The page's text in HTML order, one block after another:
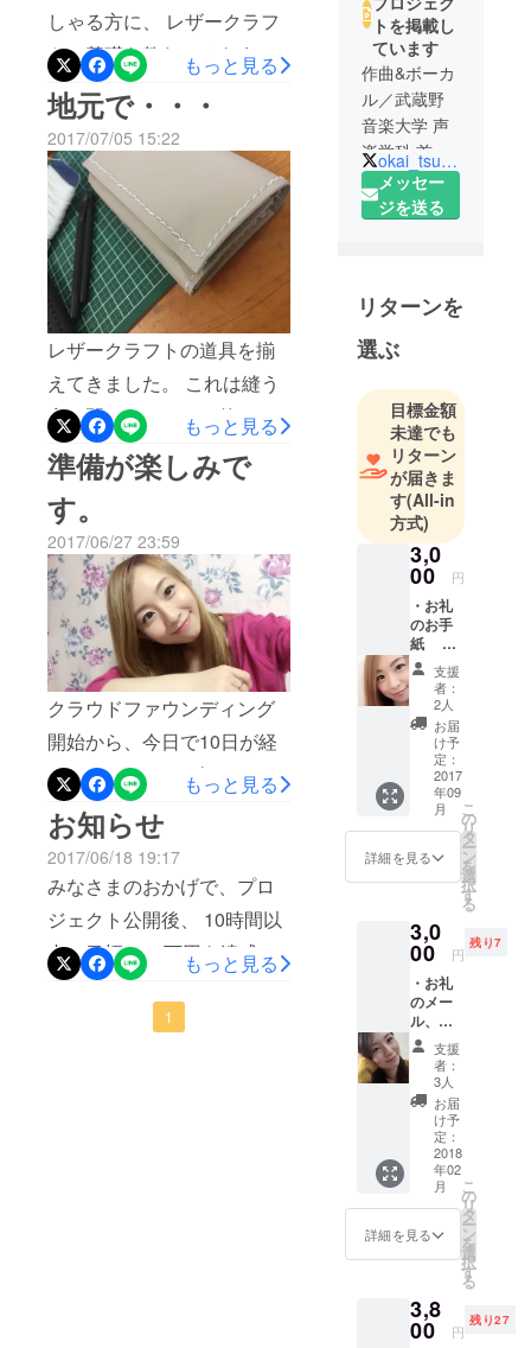
しゃる方に、 レザークラフ
トの基礎を教わってきまし
た。 写真横でごめんなさい
（ ; ; ） 膝で挟むと縫いやす
いのです(笑) 習って2日後、
自力で1つ、小物入れを作る
ことができました！ もう1
回レザークラフトを習いに
行った後、 新たな道具を購
入し、リターン作成に取り
掛かる予定です♪ このプロ
ジェクトもそろそろ終わり
ですね。 みなさま、いつも
応援ありがとうございます♪
本日18時からSHOWROOM
でのイベントが始まりま
す。
もっと見る
地元で・・・
2017/07/05 15:22
レザークラフトの道具を揃
えてきました。 これは縫う
穴を開けるフォーク的なや
つ。 これは「ヒシ目打
ち」っていうんですって！
今調べて書きましたが(笑)
今回購入した道具と、練習
用のレザーです。 揃えたと
はとは言っても、まだこれ
から購入予定の道具もたく
さんあります。 今回のプロ
ジェクトでは８作品のみ制
作予定ですが、ありがたい
ことに レザークラフトのリ
ターン2種類が真っ先に完売
となったことを受けまし
て、 今後、また手作りのレ
ザー小物をみなさまの手に
お届けできる機会を作る予
定です。 みなさまのご期待
に添えるよう、レザークラ
もっと見る
準備が楽しみで
す。
2017/06/27 23:59
クラウドファウンディング
開始から、今日で10日が経
ちました。 おかげさまで
175%間近の167%まで到達
しております。 完売のリ
ターン、レザーアイテムの
作成にあたりまして、 今週
の金曜日から、プロの方に
習いに行くことになりまし
た。 工房にお邪魔して、１
からレザークラフトを習
もっと見る
お知らせ
2017/06/18 19:17
みなさまのおかげで、プロ
ジェクト公開後、 10時間以
内に目標の12万円を達成す
ることができました！ たく
さんの応援、ありがとうご
もっと見る
1
トを掲載し
ています
作曲&ボーカ
ル／武蔵野
音楽大学 声
楽学科 首席
卒業
okai_tsubasa
メッセー
ジを送る
リターンを
選ぶ
目標金額
未達でも
リターン
が届きま
す(All-in
方式)
3,0
00 円
・お礼
のお手
紙 手
書きに
なりま
す。
支援
者：
2人
お届
け予
定：
2017
年09
月
詳細を見る
こ
の
リ
タ
ー
ン
を
選
択
す
る
3,0
00 円
残り7
・お礼
のメー
ル、映
像 ・手
書きク
リスマ
スカー
（2017
年度）
・手書
きバレ
ンタイ
ンデー
カード
支援
者：
3人
お届
け予
定：
2018
年02
月
詳細を見る
こ
の
リ
タ
ー
ン
を
選
択
す
る
3,8
00 円
残り27